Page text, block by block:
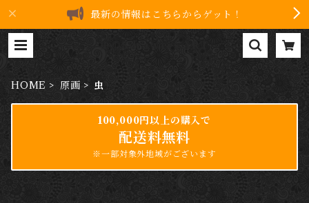
最新の情報はこちらからゲット！
HOME 原画 虫
100,000円以上の購入で
配送料無料
※一部対象外地域がございます